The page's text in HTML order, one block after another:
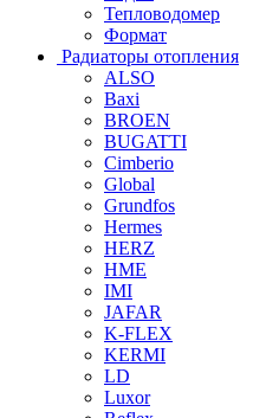
Тепловодомер
Формат
Радиаторы отопления
ALSO
Baxi
BROEN
BUGATTI
Cimberio
Global
Grundfos
Hermes
HERZ
HME
IMI
JAFAR
K-FLEX
KERMI
LD
Luxor